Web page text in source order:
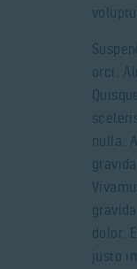
orci.
nulla.
dolor.
justo